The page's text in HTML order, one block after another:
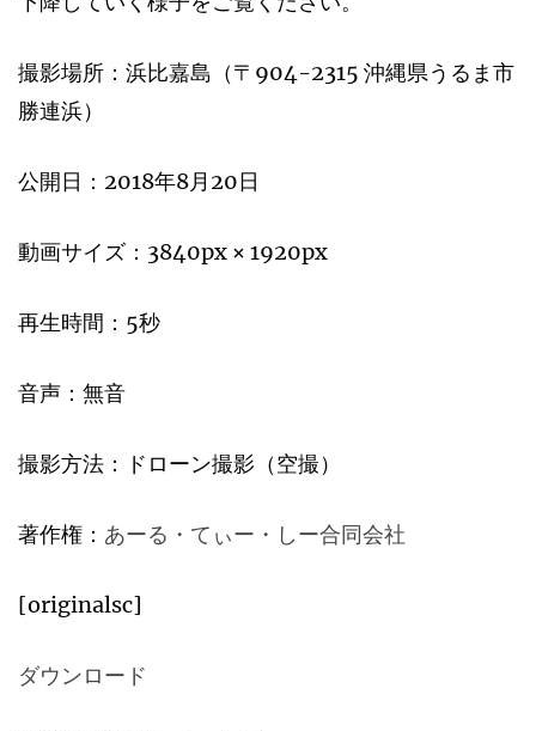
撮影場所：浜比嘉島（〒904-2315 沖縄県うるま市
勝連浜）
公開日：2018年8月20日
動画サイズ：3840px × 1920px
再生時間：5秒
音声：無音
撮影方法：ドローン撮影（空撮）
著作権： あーる・てぃー・しー合同会社
[originalsc]
ダウンロード